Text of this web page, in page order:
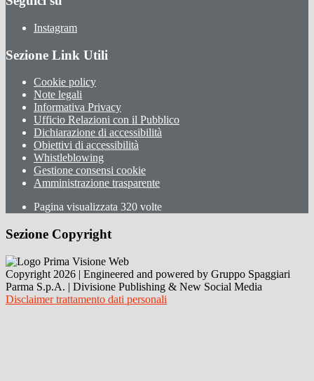
Instagram
Sezione Link Utili
Cookie policy
Note legali
Informativa Privacy
Ufficio Relazioni con il Pubblico
Dichiarazione di accessibilità
Obiettivi di accessibilità
Whistleblowing
Gestione consensi cookie
Amministrazione trasparente
Pagina visualizzata 320 volte
Sezione Copyright
Copyright 2026 | Engineered and powered by Gruppo Spaggiari
Parma S.p.A. | Divisione Publishing & New Social Media
Disclaimer trattamento dati personali